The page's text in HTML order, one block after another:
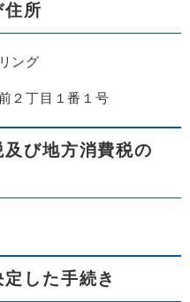
所
ング
丁目１番１号
び地方消費税の
した手続き